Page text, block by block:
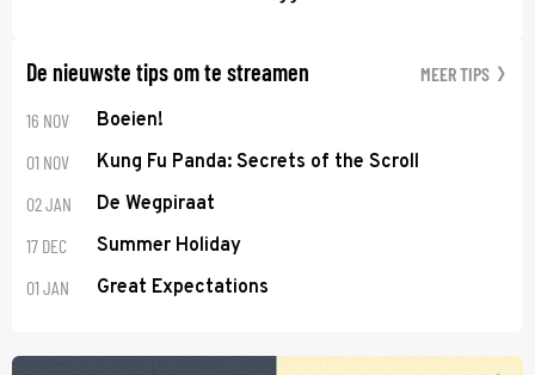
De nieuwste tips om te streamen MEER TIPS
16 NOV Boeien!
01 NOV Kung Fu Panda: Secrets of the Scroll
02 JAN De Wegpiraat
17 DEC Summer Holiday
01 JAN Great Expectations